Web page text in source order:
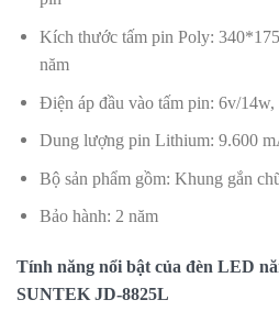
Kích thước tấm pin Poly:
năm
Điện áp đầu vào tấm pin: 6v/
Dung lượng pin Lithium: 9.600
Bộ sản phẩm gồm: Khung gắn
Bảo hành: 2 năm
Tính năng nổi bật của đèn LED
SUNTEK JD-8825L